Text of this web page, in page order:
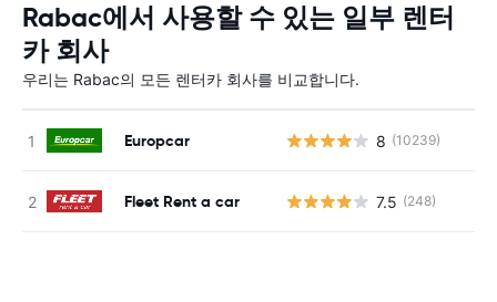
Rabac에서 사용할 수 있는 일부 렌터
카 회사
우리는 Rabac의 모든 렌터카 회사를 비교합니다.
Europcar 8 (10239)
Fleet Rent a car 7.5 (248)